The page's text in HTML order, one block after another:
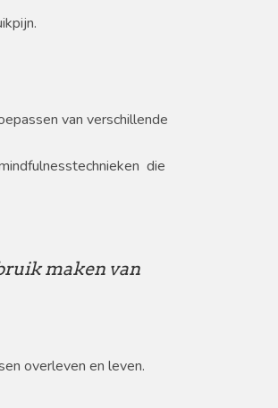
van verschillende
die
maken van
overleven en leven.